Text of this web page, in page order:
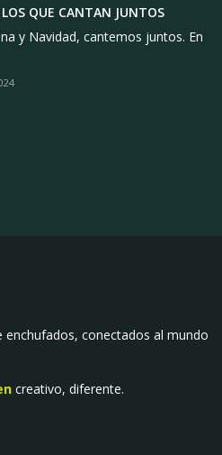
QUE CANTAN JUNTOS
y Navidad, cantemos juntos. En
enchufados, conectados al mundo
creativo, diferente.